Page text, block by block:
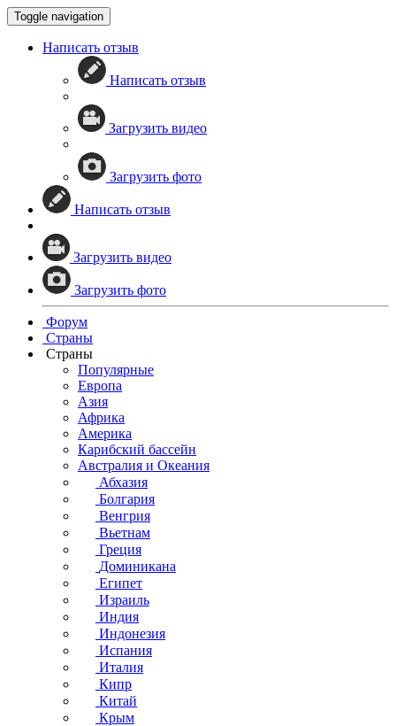
Toggle navigation
Написать отзыв
Написать отзыв
Загрузить видео
Загрузить фото
Написать отзыв
Загрузить видео
Загрузить фото
Форум
Страны
Страны
Популярные
Европа
Азия
Африка
Америка
Карибский бассейн
Австралия и Океания
Абхазия
Болгария
Венгрия
Вьетнам
Греция
Доминикана
Египет
Израиль
Индия
Индонезия
Испания
Италия
Кипр
Китай
Крым